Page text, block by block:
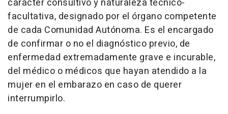
carácter consultivo y naturaleza técnico-
facultativa, designado por el órgano competente
de cada Comunidad Autónoma. Es el encargado
de confirmar o no el diagnóstico previo, de
enfermedad extremadamente grave e incurable,
del médico o médicos que hayan atendido a la
mujer en el embarazo en caso de querer
interrumpirlo.